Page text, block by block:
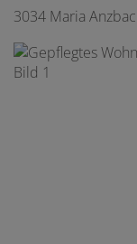
3034 Maria